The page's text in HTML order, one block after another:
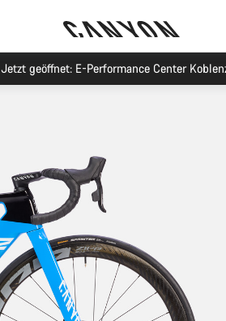
Jetzt geöffnet: E-Performance Center